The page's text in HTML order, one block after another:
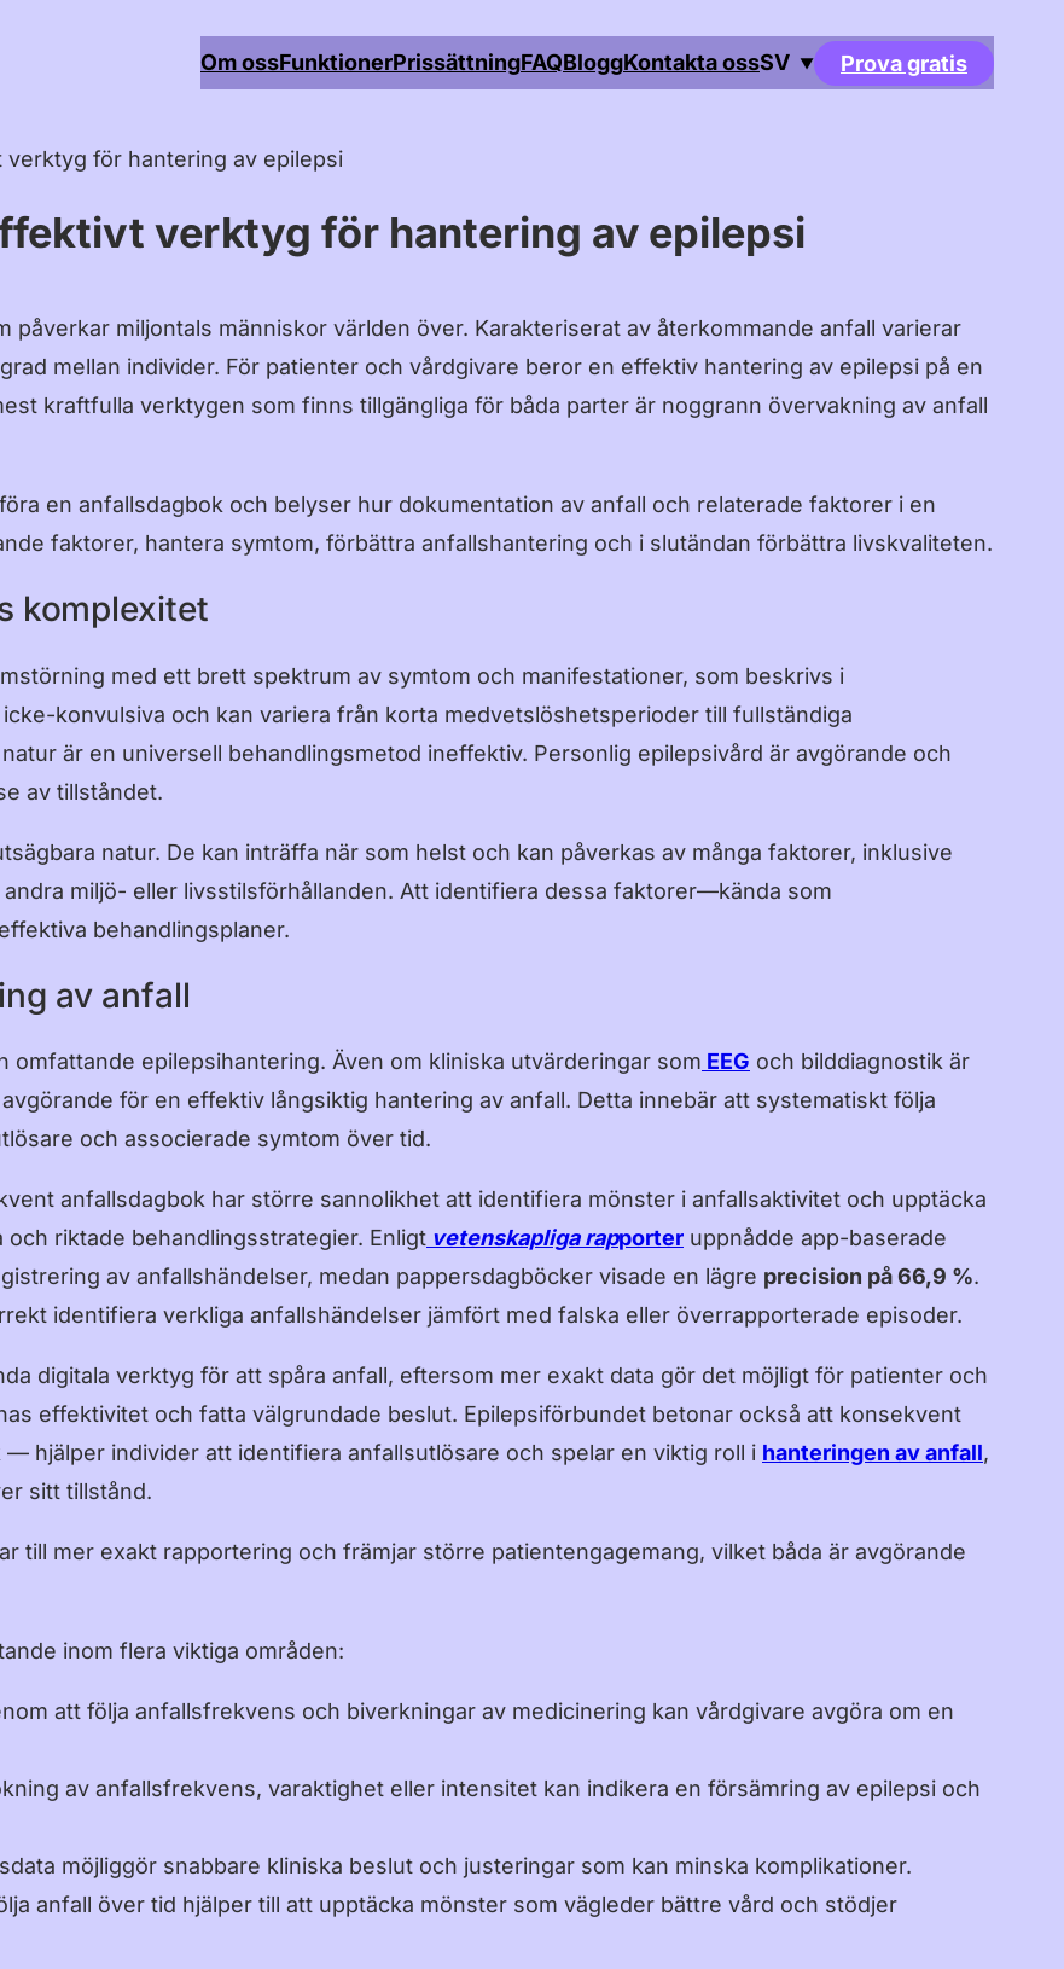
Om ossFunktionerPrissättningFAQBloggKontakta ossSV ▼
Español
Português
Italiano
Čeština
Dansk
Suomi
Svenska
日本語
العربية
Bahasa Indonesia
हिन्दी
中文 (台灣)
Русский
Prova gratis
för hantering av epilepsi
verktyg för hantering av epilepsi
miljontals människor världen över. Karakteriserat av återkommande anfall varierar
mellan individer. För patienter och vårdgivare beror en effektiv hantering av epilepsi på en
kraftfulla verktygen som finns tillgängliga för båda parter är noggrann övervakning av anfall
en anfallsdagbok och belyser hur dokumentation av anfall och relaterade faktorer i en
faktorer, hantera symtom, förbättra anfallshantering och i slutändan förbättra livskvaliteten.
komplexitet
med ett brett spektrum av symtom och manifestationer, som beskrivs i
konvulsiva och kan variera från korta medvetslöshetsperioder till fullständiga
är en universell behandlingsmetod ineffektiv. Personlig epilepsivård är avgörande och
av tillståndet.
natur. De kan inträffa när som helst och kan påverkas av många faktorer, inklusive
miljö- eller livsstilsförhållanden. Att identifiera dessa faktorer—kända som
behandlingsplaner.
av anfall
omfattande epilepsihantering. Även om kliniska utvärderingar som EEG och bilddiagnostik är
för en effektiv långsiktig hantering av anfall. Detta innebär att systematiskt följa
och associerade symtom över tid.
anfallsdagbok har större sannolikhet att identifiera mönster i anfallsaktivitet och upptäcka
riktade behandlingsstrategier. Enligt vetenskapliga rapporter uppnådde app-baserade
av anfallshändelser, medan pappersdagböcker visade en lägre precision på 66,9 %.
identifiera verkliga anfallshändelser jämfört med falska eller överrapporterade episoder.
digitala verktyg för att spåra anfall, eftersom mer exakt data gör det möjligt för patienter och
effektivitet och fatta välgrundade beslut. Epilepsiförbundet betonar också att konsekvent
hjälper individer att identifiera anfallsutlösare och spelar en viktig roll i hanteringen av anfall,
sitt tillstånd.
till mer exakt rapportering och främjar större patientengagemang, vilket båda är avgörande
inom flera viktiga områden:
att följa anfallsfrekvens och biverkningar av medicinering kan vårdgivare avgöra om en
av anfallsfrekvens, varaktighet eller intensitet kan indikera en försämring av epilepsi och
möjliggör snabbare kliniska beslut och justeringar som kan minska komplikationer.
anfall över tid hjälper till att upptäcka mönster som vägleder bättre vård och stödjer